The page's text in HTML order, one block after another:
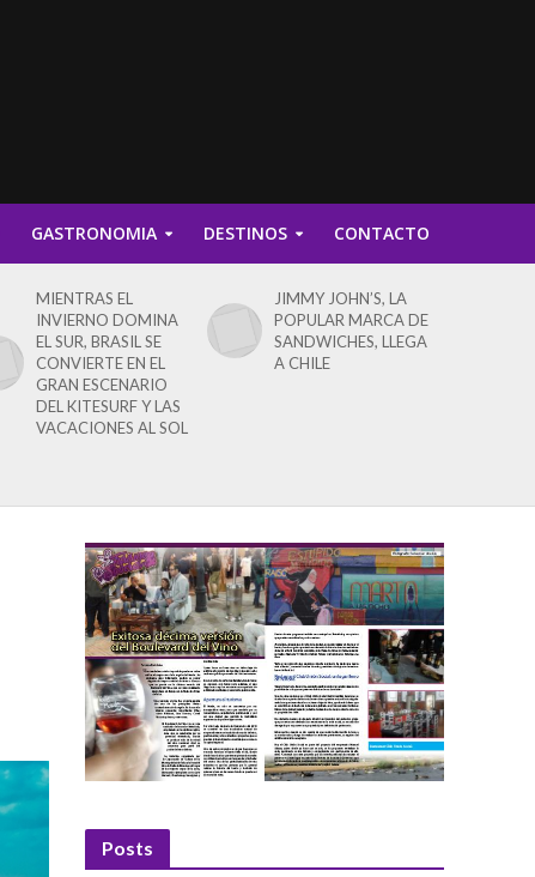
GASTRONOMIA DESTINOS CONTACTO
MIENTRAS EL
INVIERNO DOMINA
EL SUR, BRASIL SE
CONVIERTE EN EL
GRAN ESCENARIO
DEL KITESURF Y LAS
VACACIONES AL SOL
JIMMY JOHN’S, LA
POPULAR MARCA DE
SANDWICHES, LLEGA
A CHILE
Posts